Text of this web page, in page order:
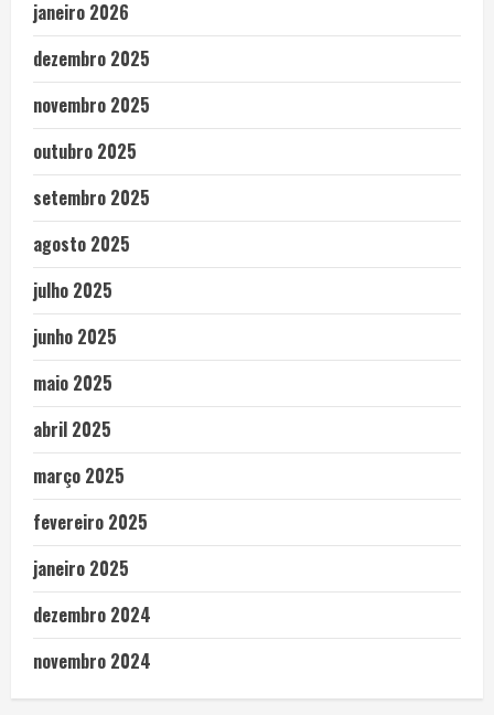
janeiro 2026
dezembro 2025
novembro 2025
outubro 2025
setembro 2025
agosto 2025
julho 2025
junho 2025
maio 2025
abril 2025
março 2025
fevereiro 2025
janeiro 2025
dezembro 2024
novembro 2024